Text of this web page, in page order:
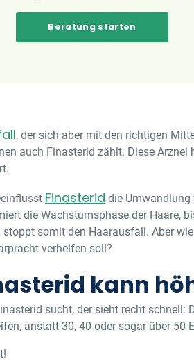
Beratung starten
, der sich aber mit den richtigen
auch Finasterid zählt. Diese
Finasterid die Umwandlung
die Wachstumsphase der Haare,
somit den Haarausfall. Aber
verhelfen soll?
kann
sucht, der sieht recht
anstatt 30, 40 oder sogar über 50